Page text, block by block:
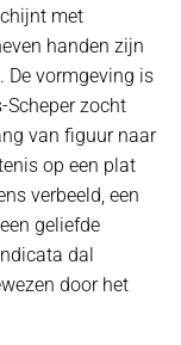
met
handen zijn
De vormgeving is
Scheper zocht
van figuur naar
op een plat
verbeeld, een
geliefde
dal
door het